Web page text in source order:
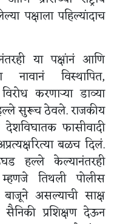
पक्षाला पहिल्यांदाच
या पक्षांनं आणि
नावानं विस्थापित,
करणाऱ्या डाव्या
सुरूच ठेवले. राजकीय
देशविघातक फासीवादी
बळच दिलं.
हल्ले केल्यानंतरही
तिथली पोलीस
बाजूने असल्याची साक्ष
सैनिकी प्रशिक्षण देऊन